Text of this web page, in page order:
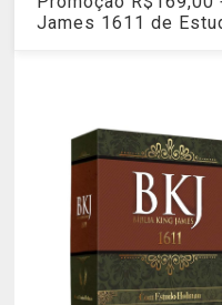
James 1611 de